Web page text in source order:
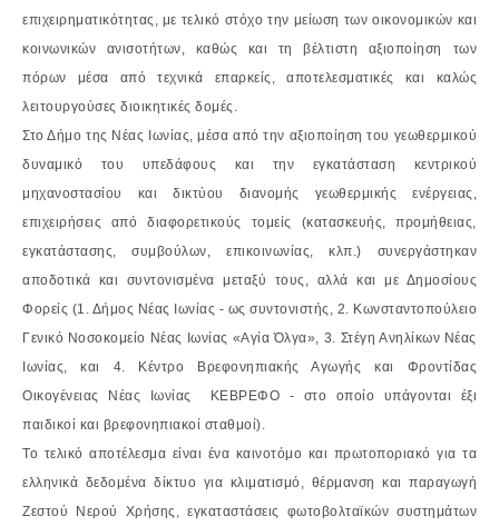
επιχειρηματικότητας, με τελικό στόχο την μείωση των οικονομικών και
κοινωνικών ανισοτήτων, καθώς και τη βέλτιστη αξιοποίηση των
πόρων μέσα από τεχνικά επαρκείς, αποτελεσματικές και καλώς
λειτουργούσες διοικητικές δομές.
Στο Δήμο της Νέας Ιωνίας, μέσα από την αξιοποίηση του γεωθερμικού
δυναμικό του υπεδάφους και την εγκατάσταση κεντρικού
μηχανοστασίου και δικτύου διανομής γεωθερμικής ενέργειας,
επιχειρήσεις από διαφορετικούς τομείς (κατασκευής, προμήθειας,
εγκατάστασης, συμβούλων, επικοινωνίας, κλπ.) συνεργάστηκαν
αποδοτικά και συντονισμένα μεταξύ τους, αλλά και με Δημοσίους
Φορείς (1. Δήμος Νέας Ιωνίας - ως συντονιστής, 2. Κωνσταντοπούλειο
Γενικό Νοσοκομείο Νέας Ιωνίας «Αγία Όλγα», 3. Στέγη Ανηλίκων Νέας
Ιωνίας, και 4. Κέντρο Βρεφονηπιακής Αγωγής και Φροντίδας
Οικογένειας Νέας Ιωνίας ΚΕΒΡΕΦΟ - στο οποίο υπάγονται έξι
παιδικοί και βρεφονηπιακοί σταθμοί).
Το τελικό αποτέλεσμα είναι ένα καινοτόμο και πρωτοποριακό για τα
ελληνικά δεδομένα δίκτυο για κλιματισμό, θέρμανση και παραγωγή
Ζεστού Νερού Χρήσης, εγκαταστάσεις φωτοβολταϊκών συστημάτων